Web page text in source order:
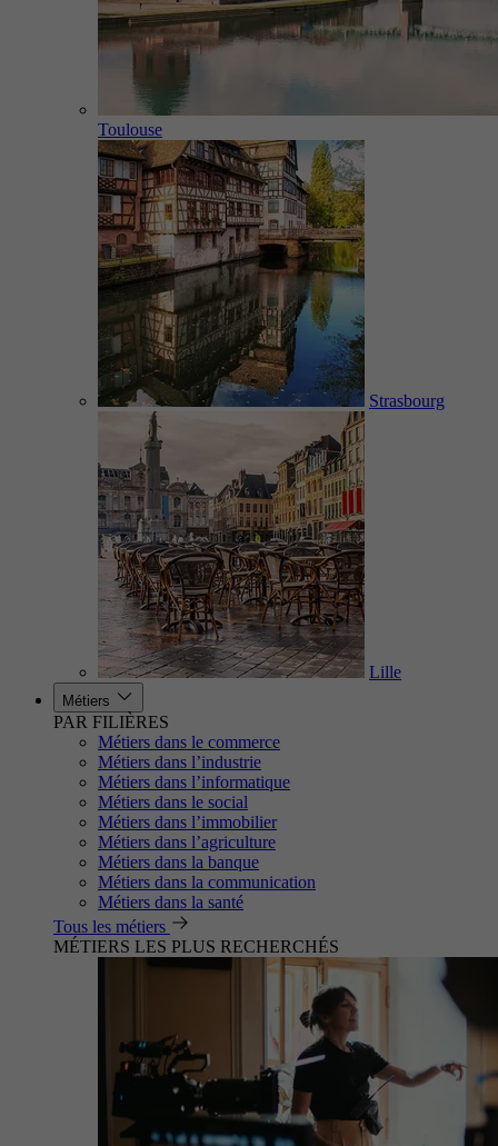
Toulouse
Strasbourg
Lille
Métiers
PAR FILIÈRES
Métiers dans le commerce
Métiers dans l’industrie
Métiers dans l’informatique
Métiers dans le social
Métiers dans l’immobilier
Métiers dans l’agriculture
Métiers dans la banque
Métiers dans la communication
Métiers dans la santé
Tous les métiers
MÉTIERS LES PLUS RECHERCHÉS